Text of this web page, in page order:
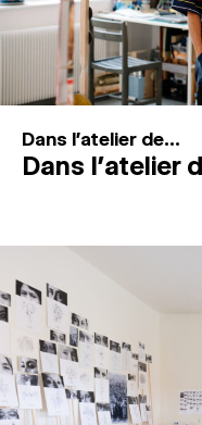
Recherche
Connexion
Dans l'atelier de...
Dans l’atelier